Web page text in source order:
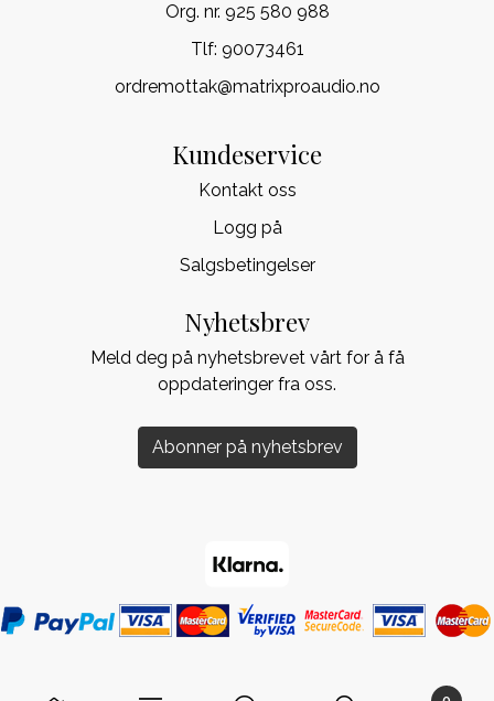
Org. nr. 925 580 988
Tlf: 90073461
ordremottak@matrixproaudio.no
Kundeservice
Kontakt oss
Logg på
Salgsbetingelser
Nyhetsbrev
Meld deg på nyhetsbrevet vårt for å få
oppdateringer fra oss.
Abonner på nyhetsbrev